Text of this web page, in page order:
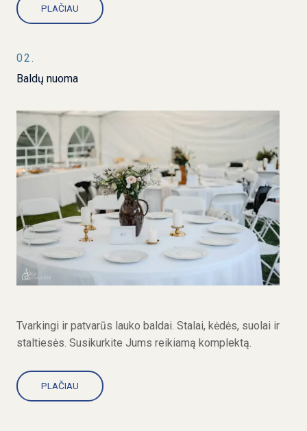
PLAČIAU
02.
Baldų nuoma
Tvarkingi ir patvarūs lauko baldai. Stalai, kėdės, suolai ir
staltiesės. Susikurkite Jums reikiamą komplektą.
PLAČIAU